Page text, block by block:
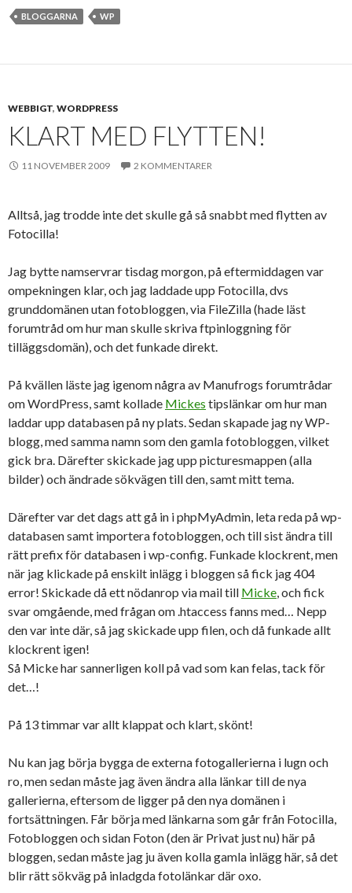
BLOGGARNA WP
WEBBIGT, WORDPRESS
KLART MED FLYTTEN!
11 NOVEMBER 2009 2 KOMMENTARER
Alltså, jag trodde inte det skulle gå så snabbt med flytten av
Fotocilla!
Jag bytte namservrar tisdag morgon, på eftermiddagen var
ompekningen klar, och jag laddade upp Fotocilla, dvs
grunddomänen utan fotobloggen, via FileZilla (hade läst
forumtråd om hur man skulle skriva ftpinloggning för
tilläggsdomän), och det funkade direkt.
På kvällen läste jag igenom några av Manufrogs forumtrådar
om WordPress, samt kollade Mickes tipslänkar om hur man
laddar upp databasen på ny plats. Sedan skapade jag ny WP-
blogg, med samma namn som den gamla fotobloggen, vilket
gick bra. Därefter skickade jag upp picturesmappen (alla
bilder) och ändrade sökvägen till den, samt mitt tema.
Därefter var det dags att gå in i phpMyAdmin, leta reda på wp-
databasen samt importera fotobloggen, och till sist ändra till
rätt prefix för databasen i wp-config. Funkade klockrent, men
när jag klickade på enskilt inlägg i bloggen så fick jag 404
error! Skickade då ett nödanrop via mail till Micke, och fick
svar omgående, med frågan om .htaccess fanns med… Nepp
den var inte där, så jag skickade upp filen, och då funkade allt
klockrent igen!
Så Micke har sannerligen koll på vad som kan felas, tack för
det…!
På 13 timmar var allt klappat och klart, skönt!
Nu kan jag börja bygga de externa fotogallerierna i lugn och
ro, men sedan måste jag även ändra alla länkar till de nya
gallerierna, eftersom de ligger på den nya domänen i
fortsättningen. Får börja med länkarna som går från Fotocilla,
Fotobloggen och sidan Foton (den är Privat just nu) här på
bloggen, sedan måste jag ju även kolla gamla inlägg här, så det
blir rätt sökväg på inladgda fotolänkar där oxo.